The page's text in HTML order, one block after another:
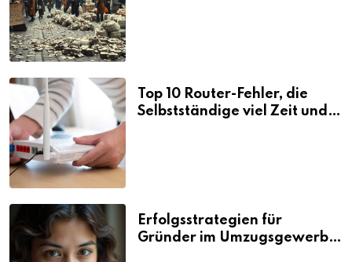
Top 10 Router-Fehler, die
Selbstständige viel Zeit und
Erfolgsstrategien für
Gründer im Umzugsgewerbe